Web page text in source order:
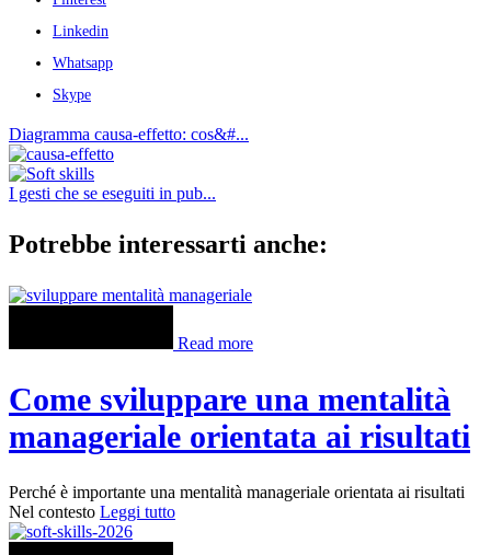
Linkedin
Whatsapp
Skype
Diagramma causa-effetto: cos&#...
I gesti che se eseguiti in pub...
Potrebbe interessarti anche:
Read more
Come sviluppare una mentalità
manageriale orientata ai risultati
Perché è importante una mentalità manageriale orientata ai risultati
Nel contesto Leggi tutto